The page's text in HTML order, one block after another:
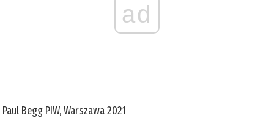
ad
Paul Begg PIW, Warszawa 2021